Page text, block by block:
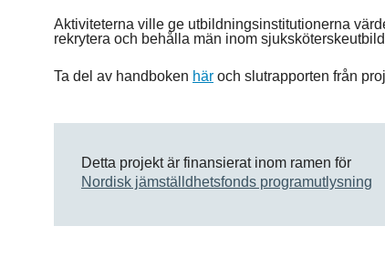
Aktiviteterna ville ge utbildningsinstitutionerna
rekrytera och behålla män inom
Ta del av handboken här och slutrapporten från
Detta projekt är finansierat inom ramen för
Nordisk jämställdhetsfonds programutlysning